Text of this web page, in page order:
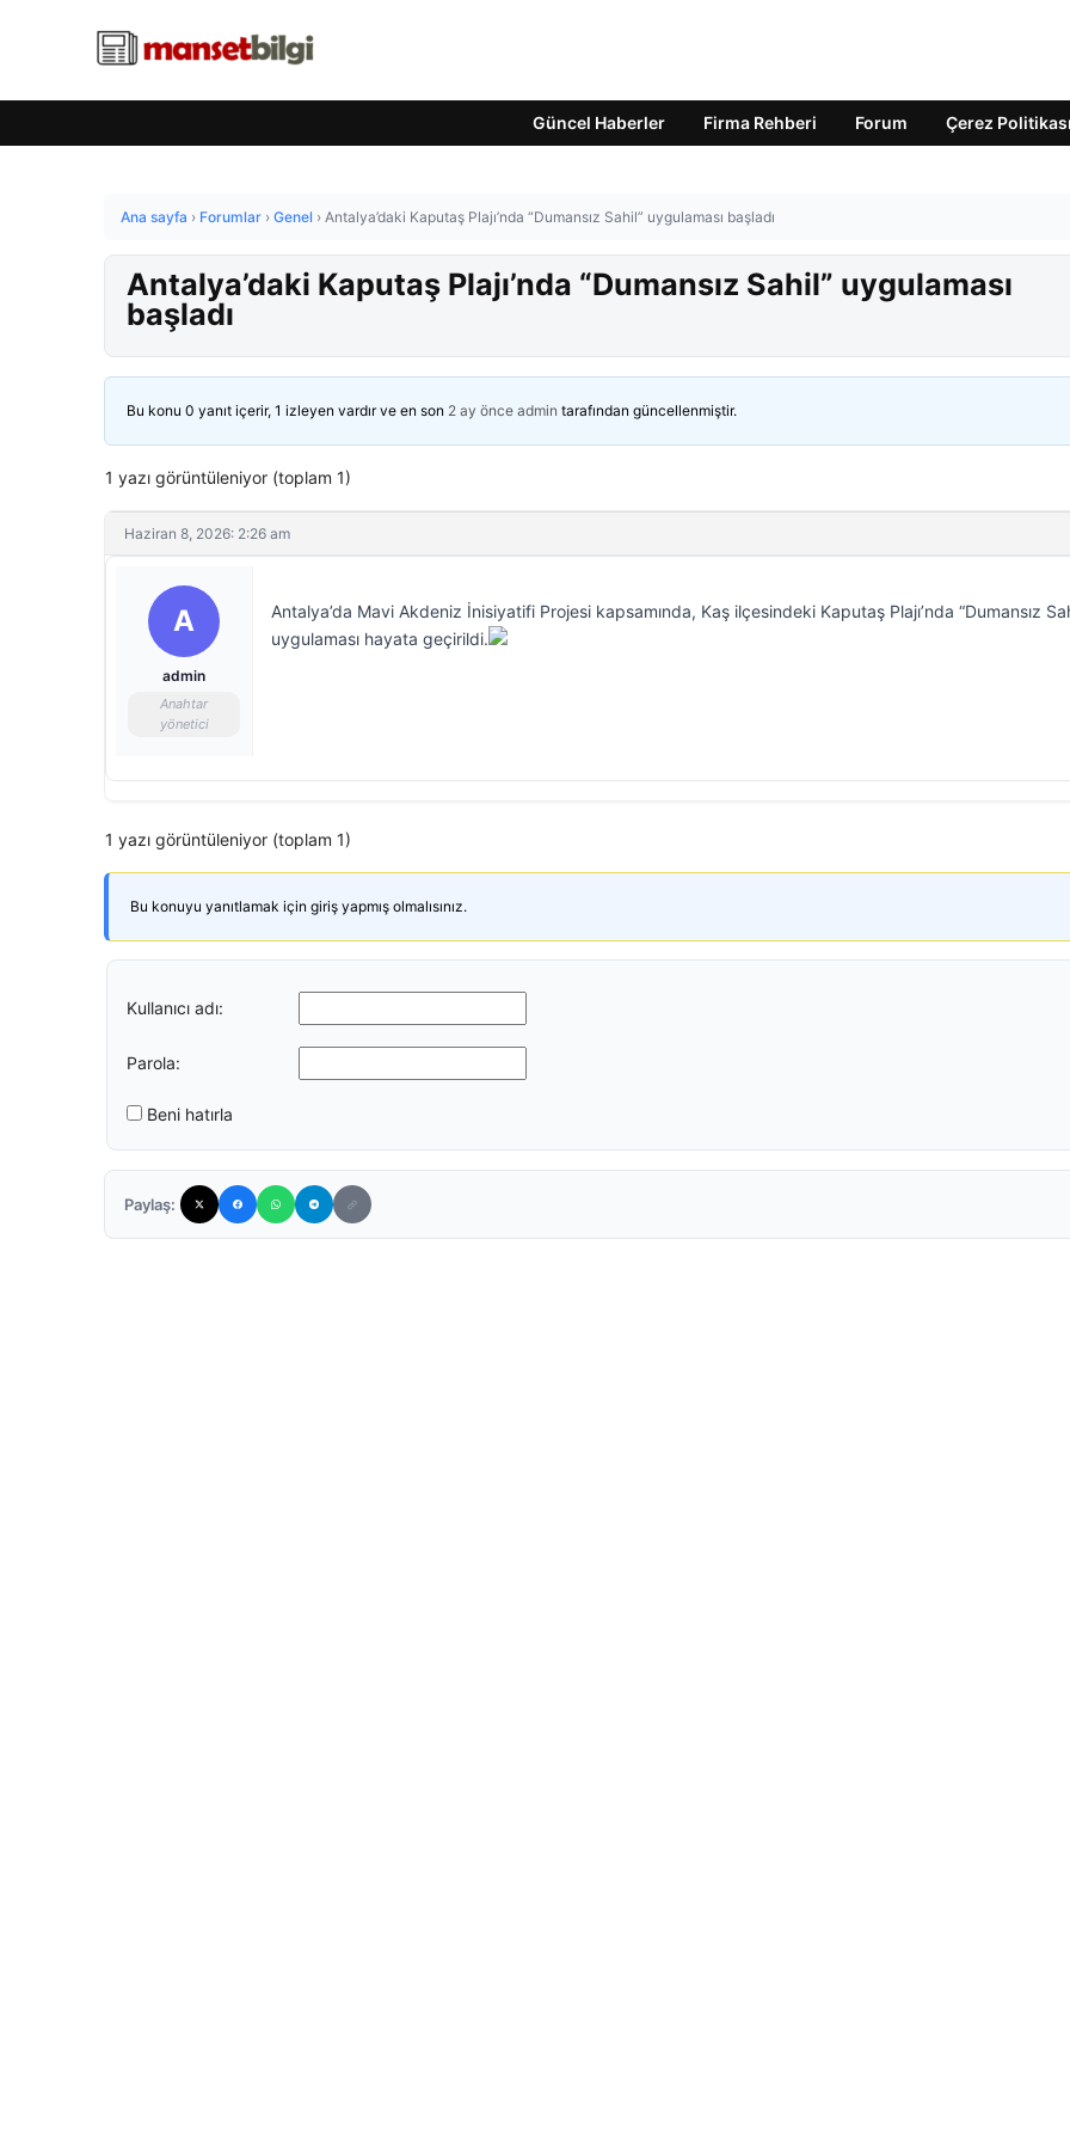
Güncel Haberler Firma Rehberi Forum Çerez Politikası
Ana sayfa › Forumlar › Genel › Antalya’daki Kaputaş Plajı’nda “Dumansız Sahil” uygulaması başladı
Antalya’daki Kaputaş Plajı’nda “Dumansız Sahil” uygulaması
başladı
Bu konu 0 yanıt içerir, 1 izleyen vardır ve en son 2 ay önce admin tarafından güncellenmiştir.
1 yazı görüntüleniyor (toplam 1)
Haziran 8, 2026: 2:26 am
A
admin
Anahtar
yönetici
Antalya’da Mavi Akdeniz İnisiyatifi Projesi kapsamında, Kaş ilçesindeki Kaputaş Plajı’nda “Dumansız
uygulaması hayata geçirildi.
1 yazı görüntüleniyor (toplam 1)
Bu konuyu yanıtlamak için giriş yapmış olmalısınız.
Kullanıcı adı:
Parola:
Beni hatırla
Paylaş: